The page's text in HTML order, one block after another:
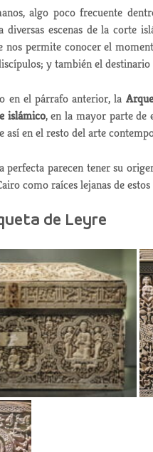
algo poco frecuente
diversas escenas de la corte
nos permite conocer el
y también el
en el párrafo anterior, la
islámico, en la mayor parte de
así en el resto del arte
perfecta parecen tener su
como raíces lejanas de
de Leyre